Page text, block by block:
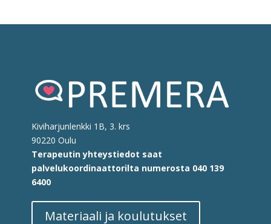
Kiviharjunlenkki 1B, 3. krs
90220 Oulu
Terapeutin yhteystiedot saat
palvelukoordinaattorilta numerosta 040 139
6400
Materiaali ja koulutukset